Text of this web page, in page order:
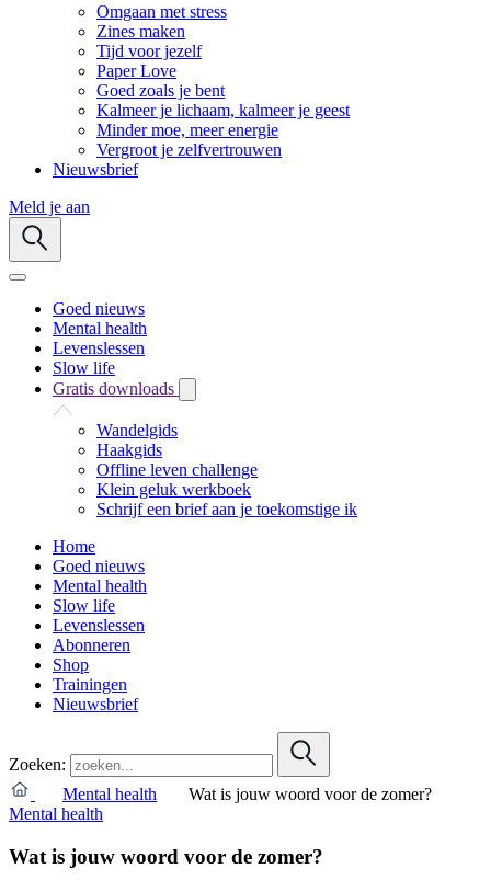
Omgaan met stress
Zines maken
Tijd voor jezelf
Paper Love
Goed zoals je bent
Kalmeer je lichaam, kalmeer je geest
Minder moe, meer energie
Vergroot je zelfvertrouwen
Nieuwsbrief
Meld je aan
Goed nieuws
Mental health
Levenslessen
Slow life
Gratis downloads
Wandelgids
Haakgids
Offline leven challenge
Klein geluk werkboek
Schrijf een brief aan je toekomstige ik
Home
Goed nieuws
Mental health
Slow life
Levenslessen
Abonneren
Shop
Trainingen
Nieuwsbrief
Zoeken:
Mental health
Wat is jouw woord voor de zomer?
Mental health
Wat is jouw woord voor de zomer?